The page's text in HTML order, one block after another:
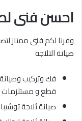
احسن فنى
وفرنا لكم فنى ممتاز
صيانة التلاجه
فك وتركيب
قطع و مستلزمات
صيانة ثلاجة